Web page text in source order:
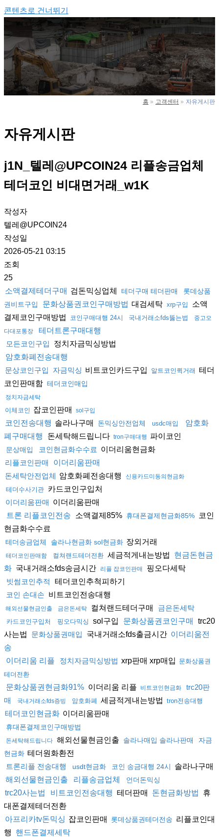
콘텐츠로 건너뛰기
Main Menu
홈 고객센터 자유게시판
자유게시판
j1N_텔레@UPCOIN24 리플송금업체
테더코인 비대면거래_w1K
작성자
텔레@UPCOIN24
작성일
2026-05-21 03:15
조회
25
소액결제테더구매 검돈믹싱업체 테더구매 테더판매
롯데상품
권비트구입
문화상품권코인구매방법 대검세탁 xrp구입
소액
결제코인구매방법
코인구매대행 24시 국내거래소fds뚫는법
중고오
다대포통장
테더트론구매대행
모든코인구입
정치자금믹싱방법
암호화폐전송대행
문상코인구입
자금믹싱 비트코인카드구입 알트코인퀵거래 테더
코인판매함 테더코인매입
정치자금세탁
이체코인 잡코인판매 sol구입
코인전송대행 솔라나구매 돈믹싱안전업체 usdc매입
암호화
폐구매대행
돈세탁해드립니다 tron구매대행 파이코인
문상매입 코인현금화수수료 이더리움현금화
리플코인판매
이더리움판매
돈세탁안전업체 암호화폐전송대행 신용카드미동의현금화
테더수사기관 카드코인구입처
이더리움판매 이더리움판매
트론 리플코인전송 소액결제85% 휴대폰결제현금화85%
코인
현금화수수료
테더송금업체 솔라나현금화 sol현금화 장외거래
테더코인판매함 컬쳐랜드테더전환 세금적게내는방법
현금돈현금
화 국내거래소fds송금시간 리플 잡코인판매 핑오다세탁
빗썸코인추적 테더코인추척피하기
코인 손대손 비트코인전송대행
해외선물현금인출 금은돈세탁 컬쳐랜드테더구매 금은돈세탁
카드코인구입처 핑오다믹싱 sol구입 문화상품권코인구매
trc20
사는법
문화상품권매입 국내거래소fds출금시간 이더리움전
송
이더리움 리플
정치자금믹싱방법 xrp판매 xrp매입 문화상품권
테더전환
문화상품권현금화91% 이더리움 리플 비트코인현금화
trc20판
매
국내거래소fds증빙 암호화폐 세금적게내는방법 tron전송대행
테더코인현금화 이더리움판매
휴대폰결제코인구매방법
돈세탁해드립니다 해외선물현금인출 솔라나매입 솔라나판매
자금
현금화 테더원화환전
트론리플 전송대행 usdt현금화 코인 송금대행 24시 솔라나구매
해외선물현금인출 리플송금업체 언더돈믹싱
trc20사는법 비트코인전송대행 테더판매 돈현금화방법
휴
대폰결제테더전환
아프리카tv돈믹싱 잡코인판매 롯데상품권테더전송 리플코인대
행
핸드폰결제세탁